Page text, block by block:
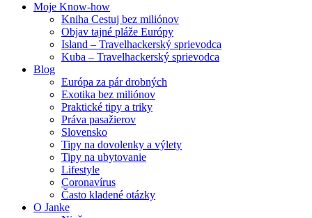
Moje Know-how
Kniha Cestuj bez miliónov
Objav tajné pláže Európy
Island – Travelhackerský sprievodca
Kuba – Travelhackerský sprievodca
Blog
Európa za pár drobných
Exotika bez miliónov
Praktické tipy a triky
Práva pasažierov
Slovensko
Tipy na dovolenky a výlety
Tipy na ubytovanie
Lifestyle
Coronavírus
Často kladené otázky
O Janke